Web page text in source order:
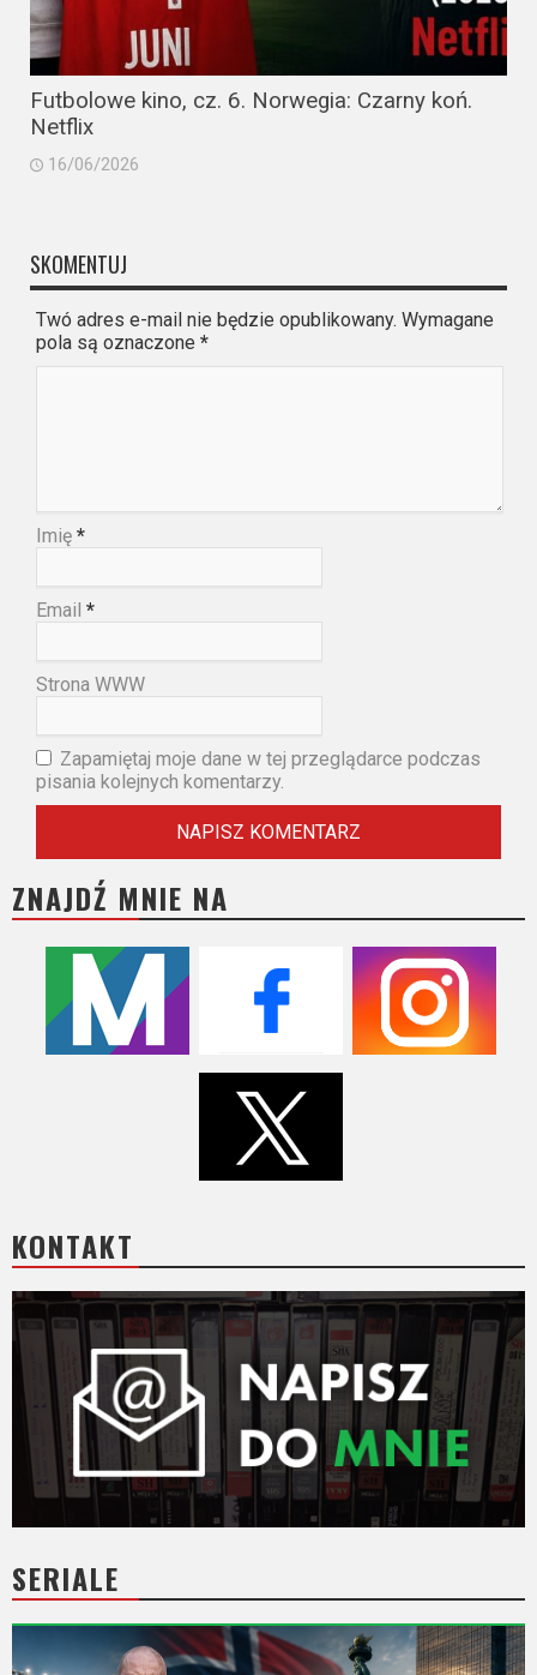
Futbolowe kino, cz. 6. Norwegia: Czarny koń.
Netflix
16/06/2026
SKOMENTUJ
Twó adres e-mail nie będzie opublikowany. Wymagane
pola są oznaczone *
Imię *
Email *
Strona WWW
Zapamiętaj moje dane w tej przeglądarce podczas
pisania kolejnych komentarzy.
ZNAJDŹ MNIE NA
KONTAKT
SERIALE